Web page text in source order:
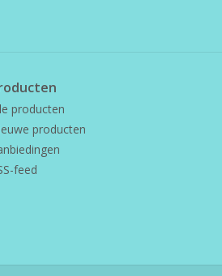
producten
producten
feed